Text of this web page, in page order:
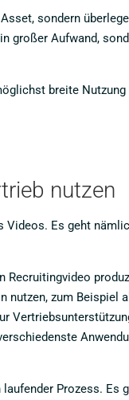
sondern
großer Aufwand,
breite Nutzung
nutzen
Videos. Es geht
zum Beispiel
Prozess. Es